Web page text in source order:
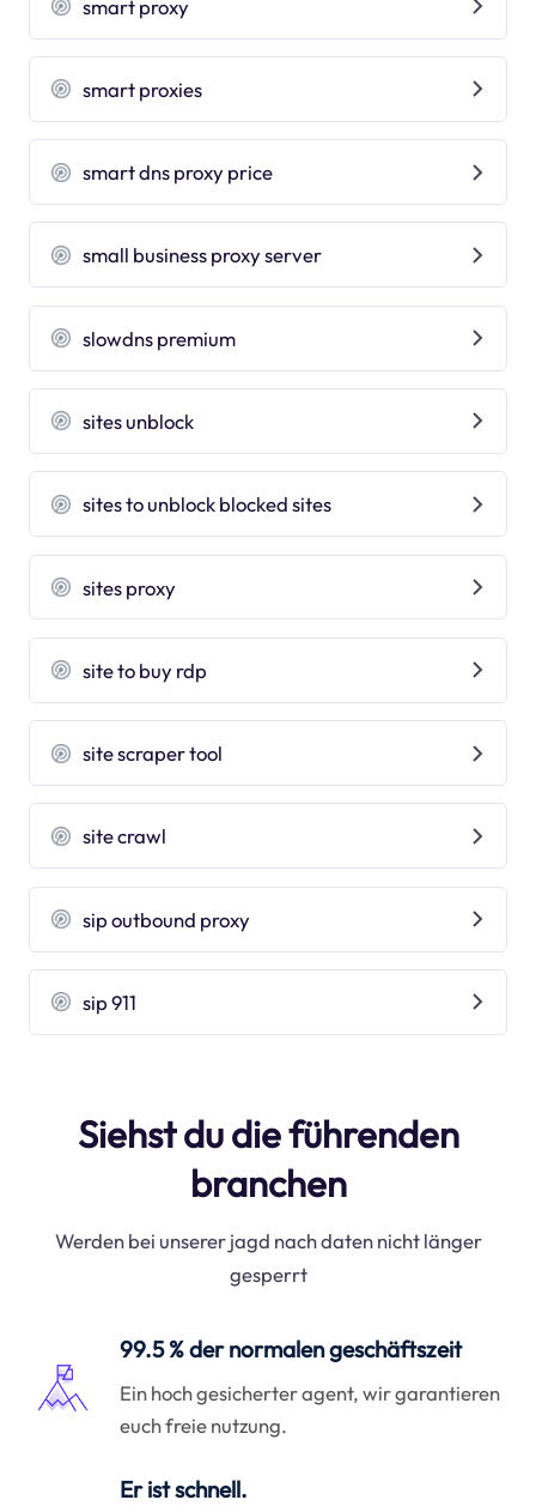
smart proxy
smart proxies
smart dns proxy price
small business proxy server
slowdns premium
sites unblock
sites to unblock blocked sites
sites proxy
site to buy rdp
site scraper tool
site crawl
sip outbound proxy
sip 911
Siehst du die führenden
branchen
Werden bei unserer jagd nach daten nicht länger
gesperrt
99.5 % der normalen geschäftszeit
Ein hoch gesicherter agent, wir garantieren
euch freie nutzung.
Er ist schnell.